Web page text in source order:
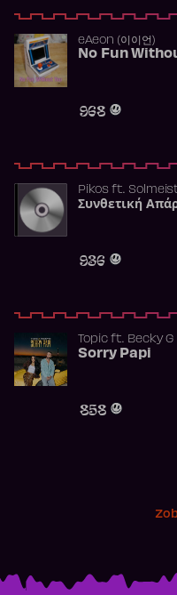
​eAeon (이이언)
No Fun
968
Pikosft.
Συνθετική
936
Topicft. Becky G
Sorry Papi
858